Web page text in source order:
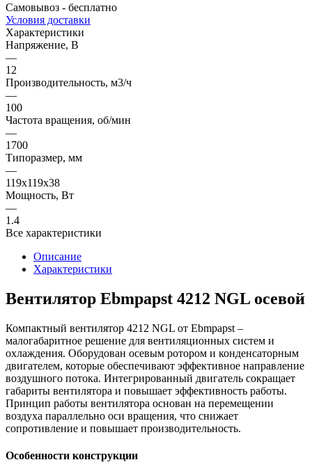
Самовывоз - бесплатно
Условия доставки
Характеристики
Напряжение, В
—
12
Производительность, м3/ч
—
100
Частота вращения, об/мин
—
1700
Типоразмер, мм
—
119x119x38
Мощность, Вт
—
1.4
Все характеристики
Описание
Характеристики
Вентилятор Ebmpapst 4212 NGL осевой
Компактный вентилятор 4212 NGL от Ebmpapst –
малогабаритное решение для вентиляционных систем и
охлаждения. Оборудован осевым ротором и конденсаторным
двигателем, которые обеспечивают эффективное направление
воздушного потока. Интегрированный двигатель сокращает
габариты вентилятора и повышает эффективность работы.
Принцип работы вентилятора основан на перемещении
воздуха параллельно оси вращения, что снижает
сопротивление и повышает производительность.
Особенности конструкции